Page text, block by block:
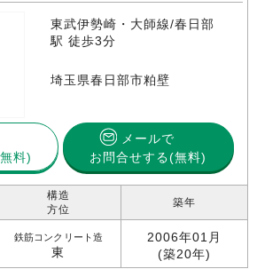
東武伊勢崎・大師線/春日部
駅 徒歩3分
埼玉県春日部市粕壁
メールで
お問合せする(無料)
構造
方位
鉄筋コンクリート造
東
築年
2006年01月
(築20年)